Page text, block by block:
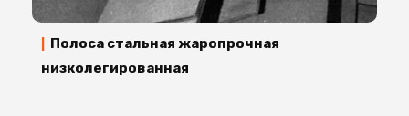
Полоса стальная жаропрочная
низколегированная